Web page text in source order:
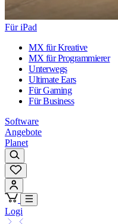
Für iPad
MX für Kreative
MX für Programmierer
Unterwegs
Ultimate Ears
Für Gaming
Für Business
Software
Angebote
Planet
Logi